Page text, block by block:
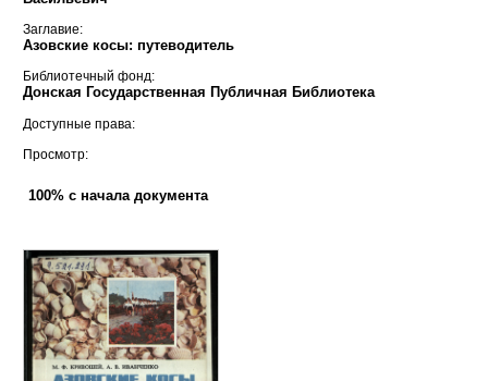
Заглавие:
Азовские косы: путеводитель
Библиотечный фонд:
Донская Государственная Публичная Библиотека
Доступные права:
Просмотр:
100% с начала документа